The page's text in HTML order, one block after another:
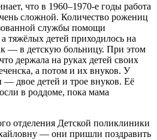
что в 1960–1970‑е годы работа
сложной. Количество рожениц
службы помощи
тяжёлых детей приходилось на
— в детскую больницу. При этом
держала на руках детей своих
а потом и их внуков. У
двое детей и трое внуков. Её
в роддоме, пока мама
отделения Детской поликлиники
— они пришли поздравить